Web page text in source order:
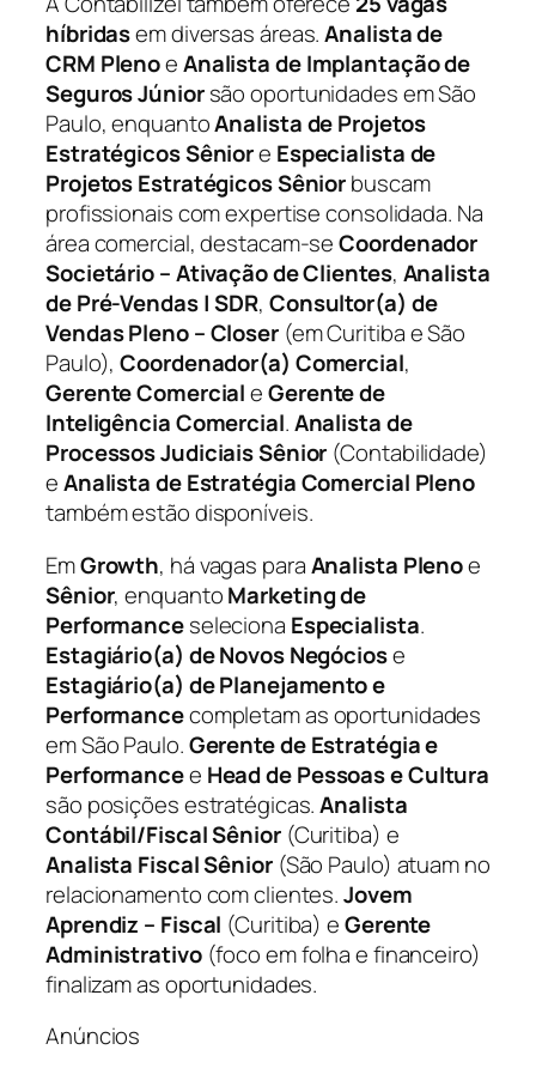
híbridasem diversas áreas.Analista de
CRM PlenoeAnalista de Implantação de
Seguros Júniorsão oportunidades em São
Paulo, enquantoAnalista de Projetos
Estratégicos Sêniore Especialista de
Projetos Estratégicos Sêniorbuscam
profissionais com expertise consolidada. Na
área comercial, destacam-seCoordenador
Societário – Ativação de Clientes, Analista
de Pré-Vendas | SDR, Consultor(a) de
Vendas Pleno – Closer(em Curitiba e São
Paulo),Coordenador(a) Comercial,
Gerente ComercialeGerente de
Inteligência Comercial.Analista de
Processos Judiciais Sênior (Contabilidade)
eAnalista de Estratégia Comercial Pleno
também estão disponíveis.
EmGrowth, há vagas paraAnalista Plenoe
Sênior, enquantoMarketing de
Performanceseleciona Especialista.
Estagiário(a) de Novos Negóciose
Estagiário(a) de Planejamento e
Performancecompletam as oportunidades
em São Paulo.Gerente de Estratégia e
Performancee Head de Pessoas e Cultura
são posições estratégicas.Analista
Contábil/Fiscal Sênior(Curitiba) e
Analista Fiscal Sênior(São Paulo) atuam no
relacionamento com clientes.Jovem
Aprendiz – Fiscal (Curitiba) eGerente
Administrativo(foco em folha e financeiro)
finalizam as oportunidades.
Anúncios